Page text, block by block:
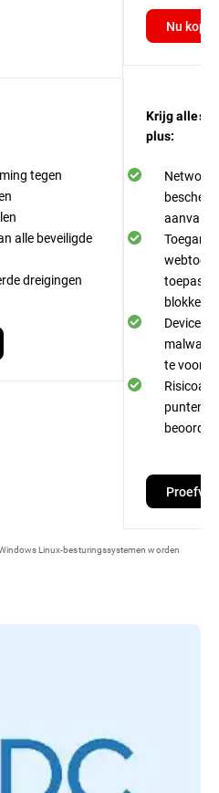
Nu
tegen
alle beveiligde
dreigingen
Krijg alles
plus:
Network
aanvallen
blokkeren
Device
te
punten
Linux-besturingssystemen worden